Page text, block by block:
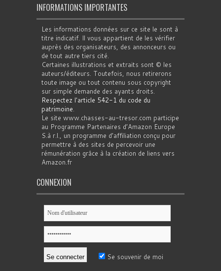
INFORMATIONS IMPORTANTES
Les informations données sur ce site le sont à
titre indicatif. Il vous appartient de les vérifier
auprès des organisateurs, des annonceurs ou
de tout autre tiers cité.
Certaines illustrations et extraits sont © les
auteurs/éditeurs. Toutefois, nous retirerons
toute image ou tout contenu sous copyright
sur simple demande des ayants droits.
Respectez l'article 542-1 du code du
patrimoine.
Le site www.chasses-au-tresor.com participe
au Programme Partenaires d’Amazon Europe
S.à r.l., un programme d’affiliation conçu pour
permettre à des sites de percevoir une
rémunération grâce à la création de liens vers
Amazon.fr
CONNEXION
Se souvenir de moi